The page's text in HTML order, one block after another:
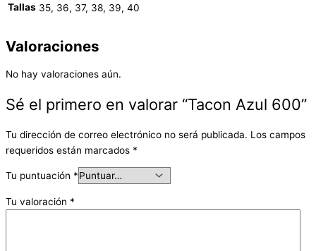
Tallas 35, 36, 37, 38, 39, 40
Valoraciones
No hay valoraciones aún.
Sé el primero en valorar “Tacon Azul 600”
Tu dirección de correo electrónico no será publicada. Los campos
requeridos están marcados *
Tu puntuación *
Tu valoración *